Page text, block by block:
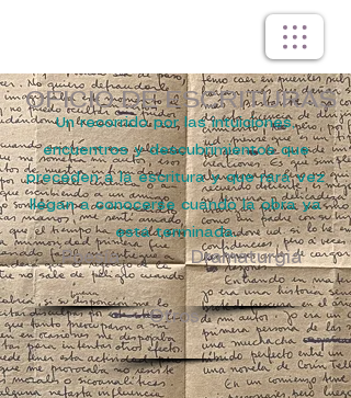
OFICIO DE ESCRITURAS
Un recorrido por las intuiciones,
encuentros y descubrimientos que
preceden a la escritura y que rara vez
llegan a conocerse cuando la obra ya
está terminada.
Poesía Dramaturgia
Otros